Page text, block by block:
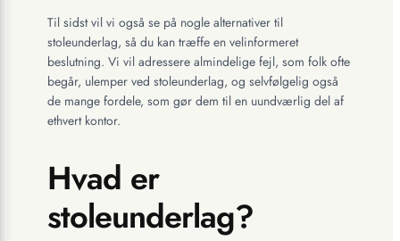
Til sidst vil vi også se på nogle alternativer til
stoleunderlag, så du kan træffe en velinformeret
beslutning. Vi vil adressere almindelige fejl, som folk ofte
begår, ulemper ved stoleunderlag, og selvfølgelig også
de mange fordele, som gør dem til en uundværlig del af
ethvert kontor.
Hvad er
stoleunderlag?